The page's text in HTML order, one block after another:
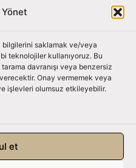
Yönet
bilgilerini saklamak ve/veya
teknolojiler kullanıyoruz. Bu
davranışı veya benzersiz
Onay vermemek veya
işlevleri olumsuz etkileyebilir.
et
Edin